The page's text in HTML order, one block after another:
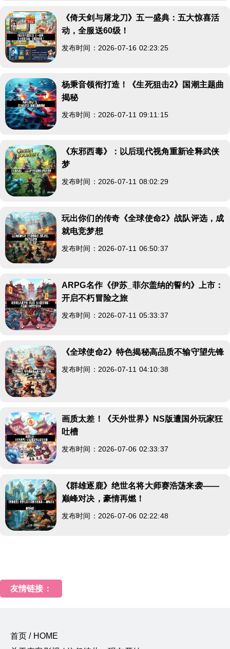
《倚天剑与屠龙刀》五一盛典：五大惊喜活
动，全服送60级！
发布时间：2026-07-16 02:23:25
杨秉音领衔打造！《生死狙击2》国潮主题曲
揭秘
发布时间：2026-07-11 09:11:15
《东邪西毒》：以后现代视角重新诠释武侠
梦
发布时间：2026-07-11 08:02:29
玩出你们的传奇《全球使命2》战队评选，成
就电竞梦想
发布时间：2026-07-11 06:50:37
ARPG名作《伊苏_菲尔盖纳的誓约》上市：
开启不朽冒险之旅
发布时间：2026-07-11 05:33:37
《全球使命2》特色揭秘高品质不输守望先锋
发布时间：2026-07-11 04:10:38
画质太差！《天外世界》NS版遭国外玩家狂
吐槽
发布时间：2026-07-06 02:33:37
《群雄逐鹿》绝世名将大师赛浩荡来袭——
巅峰对决，豪情再燃！
发布时间：2026-07-06 02:22:48
友情链接：
首页 / HOME